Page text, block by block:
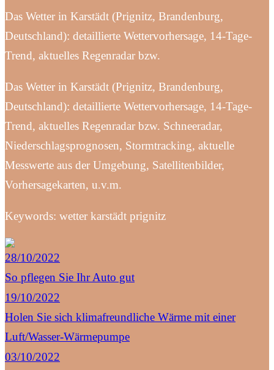
Das Wetter in Karstädt (Prignitz, Brandenburg,
Deutschland): detaillierte Wettervorhersage, 14-Tage-
Trend, aktuelles Regenradar bzw.
Das Wetter in Karstädt (Prignitz, Brandenburg,
Deutschland): detaillierte Wettervorhersage, 14-Tage-
Trend, aktuelles Regenradar bzw. Schneeradar,
Niederschlagsprognosen, Stormtracking, aktuelle
Messwerte aus der Umgebung, Satellitenbilder,
Vorhersagekarten, u.v.m.
Keywords: wetter karstädt prignitz
28/10/2022
So pflegen Sie Ihr Auto gut
19/10/2022
Holen Sie sich klimafreundliche Wärme mit einer
Luft/Wasser-Wärmepumpe
03/10/2022